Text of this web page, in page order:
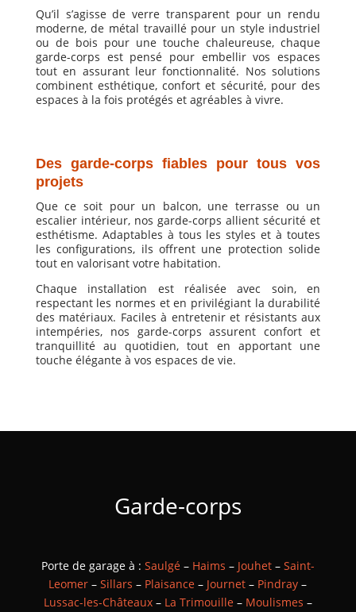
Qu’il s’agisse de verre transparent pour un rendu
moderne, de métal travaillé pour un style industriel
ou de bois pour une touche chaleureuse, chaque
garde-corps est pensé pour embellir vos espaces
tout en assurant leur fonctionnalité. Nos solutions
combinent esthétique, confort et sécurité, pour des
espaces à la fois protégés et agréables à vivre.
Des garde-corps fiables pour tous vos
projets
Que ce soit pour un balcon, une terrasse ou un
escalier intérieur, nos garde-corps allient sécurité et
esthétisme. Adaptables à tous les styles et à toutes
les configurations, ils offrent une protection solide
tout en valorisant votre habitation.
Chaque installation est réalisée avec soin, en
respectant les normes et en privilégiant la durabilité
des matériaux. Faciles à entretenir et résistants aux
intempéries, nos garde-corps assurent confort et
tranquillité au quotidien, tout en apportant une
touche élégante à vos espaces de vie.
Garde-corps
Porte de garage à : Saulgé– Haims – Jouhet– Saint-
Leomer –Sillars – Plaisance – Journet – Pindray –
Lussac-les-Châteaux– La Trimouille– Moulismes –